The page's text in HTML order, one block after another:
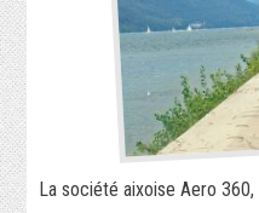
La société aixoise Aero